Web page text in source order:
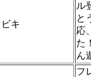
ビキ
ル
と
応
た
ん
フ